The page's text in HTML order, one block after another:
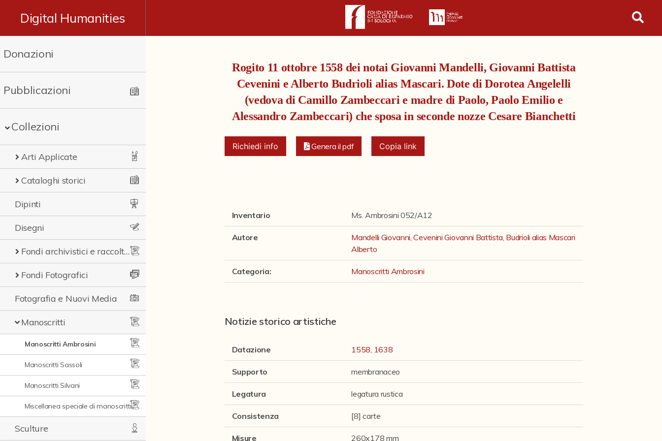
Digital Humanities
Donazioni
Pubblicazioni
Collezioni
Arti Applicate
Cataloghi storici
Dipinti
Disegni
Fondi archivistici e raccolte documentarie
Fondi Fotografici
Fotografia e Nuovi Media
Manoscritti
Manoscritti Ambrosini
Manoscritti Sassoli
Manoscritti Silvani
Miscellanea speciale di manoscritti e materiali documentari
Sculture
Rogito 11 ottobre 1558 dei notai Giovanni Mandelli, Giovanni Battista
Cevenini e Alberto Budrioli alias Mascari. Dote di Dorotea Angelelli
(vedova di Camillo Zambeccari e madre di Paolo, Paolo Emilio e
Alessandro Zambeccari) che sposa in seconde nozze Cesare Bianchetti
Richiedi info Genera il pdf Copia link
Inventario Ms. Ambrosini 052/A12
Autore Mandelli Giovanni,Cevenini Giovanni Battista, Budrioli alias Mascari
Alberto
Categoria: Manoscritti Ambrosini
Notizie storico artistiche
Datazione 1558, 1638
Supporto membranaceo
Legatura legatura rustica
Consistenza [8] carte
Misure 260x178 mm